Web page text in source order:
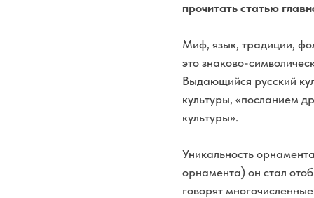
прочитать статью
Миф, язык, традиции,
это знаково-
Выдающийся русский
культуры, «посланием
культуры».
Уникальность
орнамента) он стал
говорят